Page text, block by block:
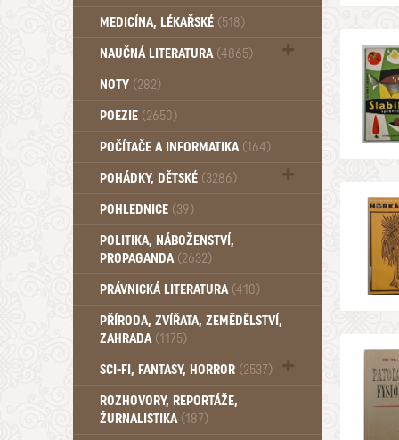
MEDICÍNA, LÉKAŘSKÉ (518)
NAUČNÁ LITERATURA (4865)
Zdraví a zdraví životní styl (510)
NOTY (282)
POEZIE (2650)
POČÍTAČE A INFORMATIKA (164)
POHÁDKY, DĚTSKÉ (3286)
Pro děti a mládež (2882)
Pohádky, Dětské - Od roku 1949 (257)
POHLEDNICE (39)
POLITIKA, NÁBOŽENSTVÍ,
PROPAGANDA (2632)
PRÁVNICKÁ LITERATURA (410)
PŘÍRODA, ZVÍŘATA, ZEMĚDĚLSTVÍ,
ZAHRADA (1175)
SCI-FI, FANTASY, HORROR (2537)
UFO (14)
ROZHOVORY, REPORTÁŽE,
ŽURNALISTIKA (187)